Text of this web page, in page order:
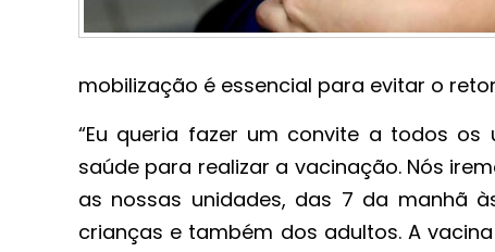
mobilização é essencial para evitar o
“Eu queria fazer um convite a todos
saúde para realizar a vacinação. Nós
as nossas unidades, das 7 da manhã
crianças e também dos adultos. A